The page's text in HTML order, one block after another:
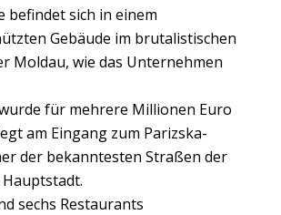
befindet sich in einem
Gebäude im brutalistischen
Moldau, wie das Unternehmen
für mehrere Millionen Euro
am Eingang zum Parizska-
der bekanntesten Straßen der
sechs Restaurants